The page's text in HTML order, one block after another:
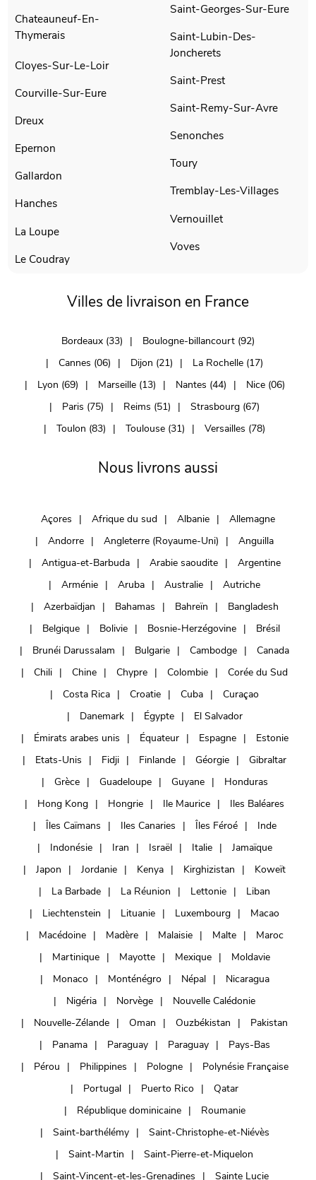
Chateauneuf-En-
Thymerais
Cloyes-Sur-Le-Loir
Courville-Sur-Eure
Dreux
Epernon
Gallardon
Hanches
La Loupe
Le Coudray
Saint-Georges-Sur-Eure
Saint-Lubin-Des-
Joncherets
Saint-Prest
Saint-Remy-Sur-Avre
Senonches
Toury
Tremblay-Les-Villages
Vernouillet
Voves
Villes de livraison en France
Bordeaux (33)
Boulogne-billancourt (92)
Cannes (06)
Dijon (21)
La Rochelle (17)
Lyon (69)
Marseille (13) Nantes (44)
Nice (06)
Paris (75)
Reims (51)
Strasbourg (67)
Toulon (83)
Toulouse (31) Versailles (78)
Nous livrons aussi
Açores Afrique du sud Albanie
Allemagne
Andorre
Angleterre (Royaume-Uni)
Anguilla
Antigua-et-Barbuda
Arabie saoudite
Argentine
Arménie
Aruba Australie
Autriche
Azerbaïdjan
Bahamas Bahreïn
Bangladesh
Belgique
Bolivie Bosnie-Herzégovine
Brésil
Brunéi Darussalam
Bulgarie Cambodge
Canada
Chili
Chine Chypre Colombie
Corée du Sud
Costa Rica
Croatie Cuba
Curaçao
Danemark
Égypte
El Salvador
Émirats arabes unis
Équateur Espagne
Estonie
Etats-Unis
Fidji Finlande Géorgie
Gibraltar
Grèce
Guadeloupe Guyane
Honduras
Hong Kong
Hongrie Ile Maurice
Iles Baléares
Îles Caïmans
Iles Canaries Îles Féroé
Inde
Indonésie
Iran Israël Italie
Jamaïque
Japon
Jordanie Kenya Kirghizistan
Koweït
La Barbade
La Réunion Lettonie
Liban
Liechtenstein
Lituanie Luxembourg
Macao
Macédoine
Madère Malaisie Malte
Maroc
Martinique
Mayotte Mexique
Moldavie
Monaco
Monténégro Népal
Nicaragua
Nigéria
Norvège
Nouvelle Calédonie
Nouvelle-Zélande
Oman Ouzbékistan
Pakistan
Panama
Paraguay Paraguay
Pays-Bas
Pérou
Philippines Pologne
Polynésie Française
Portugal
Puerto Rico
Qatar
République dominicaine
Roumanie
Saint-barthélémy
Saint-Christophe-et-Niévès
Saint-Martin
Saint-Pierre-et-Miquelon
Saint-Vincent-et-les-Grenadines
Sainte Lucie